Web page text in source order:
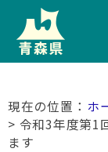
ホ
> 令和3年度第1
ます